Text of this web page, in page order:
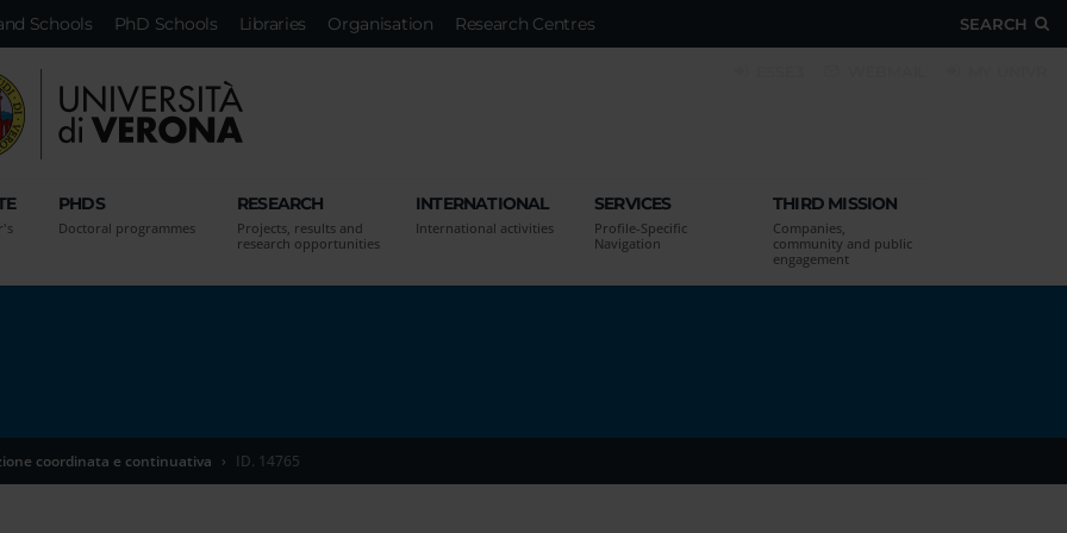
SEARCH
Schools PhD Schools Libraries Organisation Research Centres
PHDS
Doctoral programmes
RESEARCH
Projects, results and
research opportunities
INTERNATIONAL
International activities
SERVICES
Profile-Specific
Navigation
THIRD MISSION
Companies,
community and public
engagement
coordinata e continuativa ID. 14765